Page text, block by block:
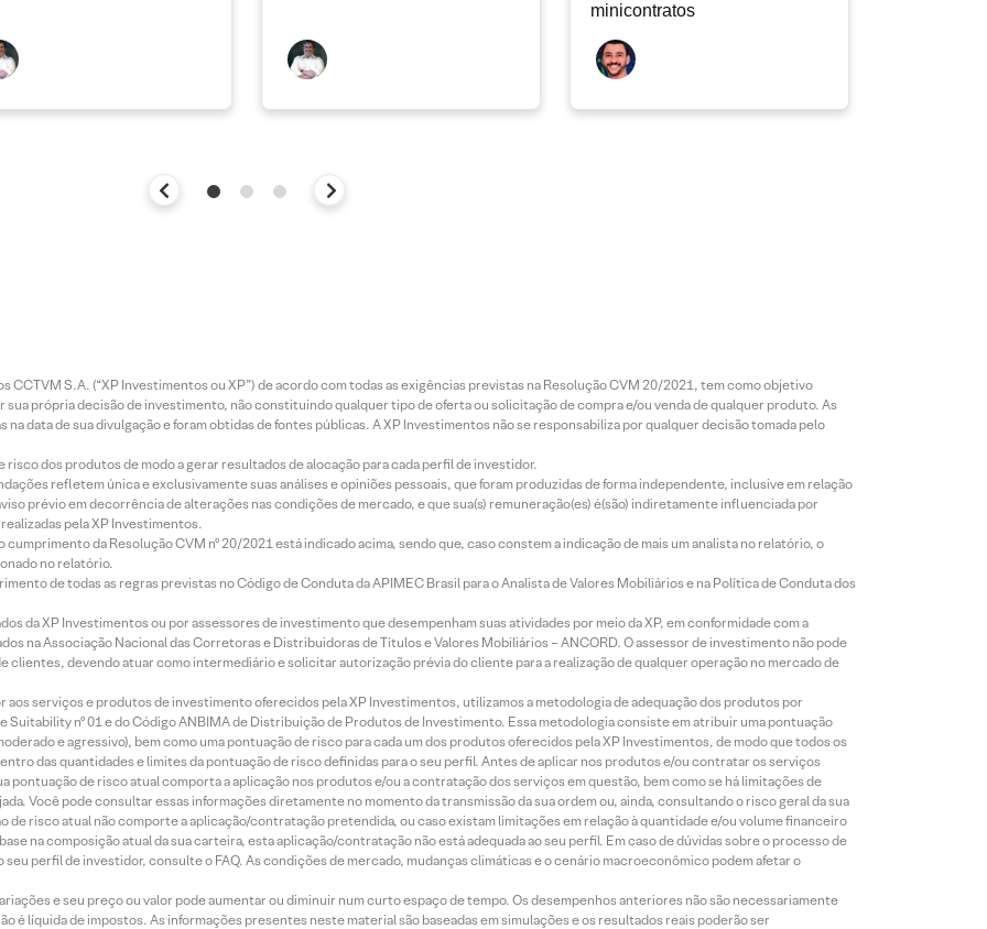
minicontratos
CCTVM S.A. (“XP Investimentos ou XP”) de acordo com todas as exigências previstas na Resolução CVM 20/2021, tem como objetivo
própria decisão de investimento, não constituindo qualquer tipo de oferta ou solicitação de compra e/ou venda de qualquer produto. As
data de sua divulgação e foram obtidas de fontes públicas. A XP Investimentos não se responsabiliza por qualquer decisão tomada pelo
dos produtos de modo a gerar resultados de alocação para cada perfil de investidor.
refletem única e exclusivamente suas análises e opiniões pessoais, que foram produzidas de forma independente, inclusive em relação
prévio em decorrência de alterações nas condições de mercado, e que sua(s) remuneração(es) é(são) indiretamente influenciada por
pela XP Investimentos.
da Resolução CVM nº 20/2021 está indicado acima, sendo que, caso constem a indicação de mais um analista no relatório, o
no relatório.
de todas as regras previstas no Código de Conduta da APIMEC Brasil para o Analista de Valores Mobiliários e na Política de Conduta dos
da XP Investimentos ou por assessores de investimento que desempenham suas atividades por meio da XP, em conformidade com a
na Associação Nacional das Corretoras e Distribuidoras de Títulos e Valores Mobiliários – ANCORD. O assessor de investimento não pode
devendo atuar como intermediário e solicitar autorização prévia do cliente para a realização de qualquer operação no mercado de
aos serviços e produtos de investimento oferecidos pela XP Investimentos, utilizamos a metodologia de adequação dos produtos por
nº 01 e do Código ANBIMA de Distribuição de Produtos de Investimento. Essa metodologia consiste em atribuir uma pontuação
e agressivo), bem como uma pontuação de risco para cada um dos produtos oferecidos pela XP Investimentos, de modo que todos os
das quantidades e limites da pontuação de risco definidas para o seu perfil. Antes de aplicar nos produtos e/ou contratar os serviços
de risco atual comporta a aplicação nos produtos e/ou a contratação dos serviços em questão, bem como se há limitações de
Você pode consultar essas informações diretamente no momento da transmissão da sua ordem ou, ainda, consultando o risco geral da sua
de risco atual não comporte a aplicação/contratação pretendida, ou caso existam limitações em relação à quantidade e/ou volume financeiro
na composição atual da sua carteira, esta aplicação/contratação não está adequada ao seu perfil. Em caso de dúvidas sobre o processo de
perfil de investidor, consulte o FAQ. As condições de mercado, mudanças climáticas e o cenário macroeconômico podem afetar o
e seu preço ou valor pode aumentar ou diminuir num curto espaço de tempo. Os desempenhos anteriores não são necessariamente
é líquida de impostos. As informações presentes neste material são baseadas em simulações e os resultados reais poderão ser